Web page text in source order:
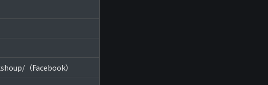
（Facebook）